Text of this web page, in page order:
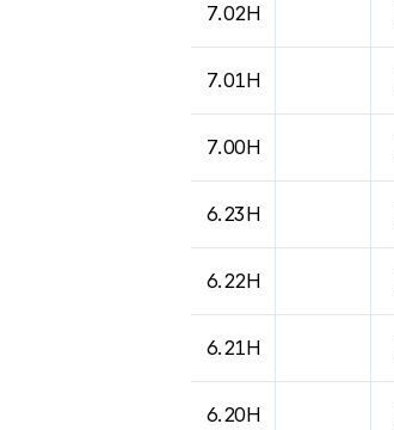
7.02H
7.01H
7.00H
6.23H
6.22H
6.21H
6.20H